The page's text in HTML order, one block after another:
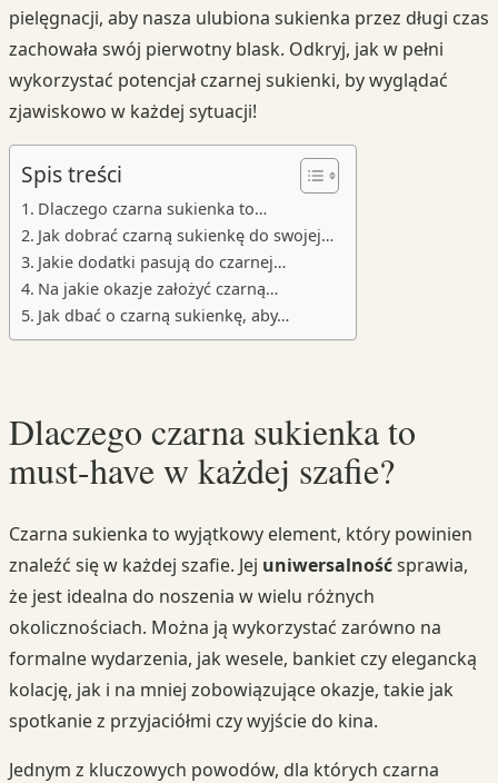
pielęgnacji, aby nasza ulubiona sukienka przez długi czas
zachowała swój pierwotny blask. Odkryj, jak w pełni
wykorzystać potencjał czarnej sukienki, by wyglądać
zjawiskowo w każdej sytuacji!
Spis treści
Dlaczego czarna sukienka to…
Jak dobrać czarną sukienkę do swojej…
Jakie dodatki pasują do czarnej…
Na jakie okazje założyć czarną…
Jak dbać o czarną sukienkę, aby…
Dlaczego czarna sukienka to
must-have w każdej szafie?
Czarna sukienka to wyjątkowy element, który powinien
znaleźć się w każdej szafie. Jej uniwersalnośćsprawia,
że jest idealna do noszenia w wielu różnych
okolicznościach. Można ją wykorzystać zarówno na
formalne wydarzenia, jak wesele, bankiet czy elegancką
kolację, jak i na mniej zobowiązujące okazje, takie jak
spotkanie z przyjaciółmi czy wyjście do kina.
Jednym z kluczowych powodów, dla których czarna